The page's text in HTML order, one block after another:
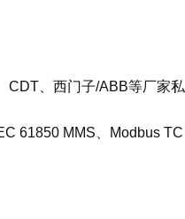
CDT、西门子/ABB等厂家私
61850 MMS、Modbus TC